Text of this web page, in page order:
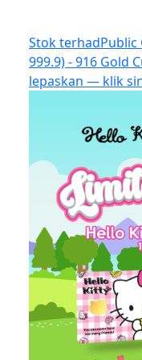
Stok terhadPublic
999.9) - 916 Gold
lepaskan — klik